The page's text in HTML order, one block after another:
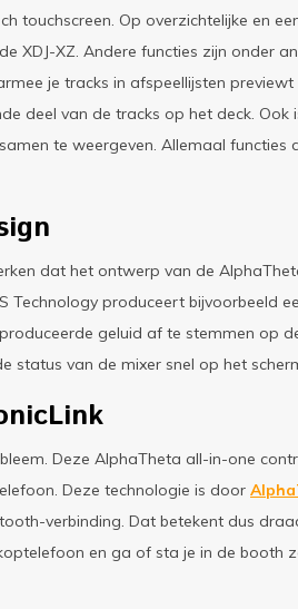
touchscreen. Op overzichtelijke en
XZ. Andere functies zijn onder
je tracks in afspeellijsten
deel van de tracks op het deck. Ook
te weergeven. Allemaal functies
dat het ontwerp van de
Technology produceert bijvoorbeeld
geluid af te stemmen op
status van de mixer snel op het
Deze AlphaTheta all-in-one
Deze technologie is door
verbinding. Dat betekent dus
en ga of sta je in de booth